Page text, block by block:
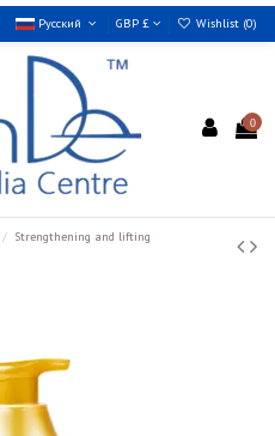
Русский GBP £ Wishlist (0)
0
Strengthening and lifting